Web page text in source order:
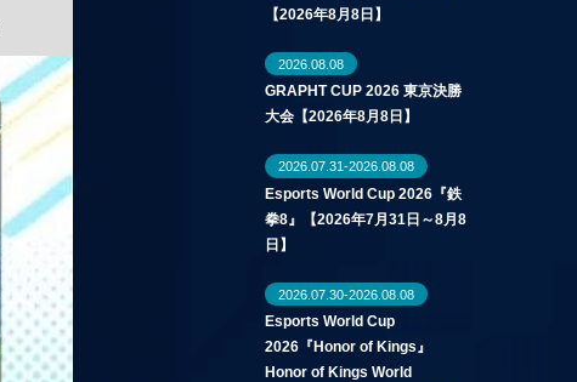
【2026年8月8日】
2026.08.08
GRAPHT CUP 2026 東京決勝
大会【2026年8月8日】
2026.07.31-2026.08.08
Esports World Cup 2026『鉄
拳8』【2026年7月31日～8月8
日】
2026.07.30-2026.08.08
Esports World Cup
2026『Honor of Kings』
Honor of Kings World